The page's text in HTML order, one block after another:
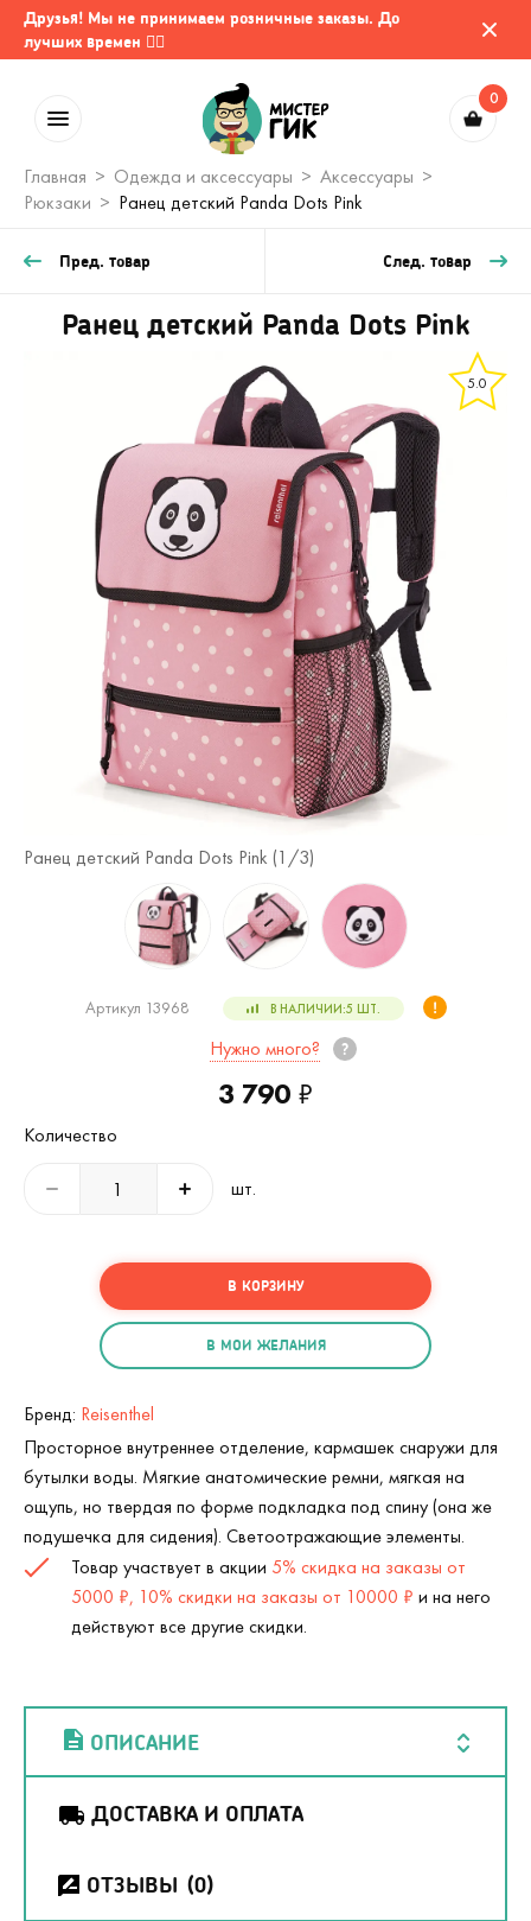
Друзья! Мы не принимаем розничные заказы. До
лучших времен 🤷‍♂️
0
Главная Одежда и аксессуары
Аксессуары
Рюкзаки
Ранец детский Panda Dots Pink
Пред. товар След. товар
Ранец детский Panda Dots Pink
5.0
Ранец детский Panda Dots Pink (1 /3)
Артикул 13968 В НАЛИЧИИ:5 ШТ.
Нужно много?
3 790₽
Количество
шт.
В КОРЗИНУ
В МОИ ЖЕЛАНИЯ
Бренд: Reisenthel
Просторное внутреннее отделение, кармашек снаружи для
бутылки воды. Мягкие анатомические ремни, мягкая на
ощупь, но твердая по форме подкладка под спину (она же
подушечка для сидения). Светоотражающие элементы.
Товар участвует в акции 5% скидка на заказы от
5000 ₽, 10% скидки на заказы от 10000 ₽ и на него
действуют все другие скидки.
ОПИСАНИЕ
ДОСТАВКА И ОПЛАТА
ОТЗЫВЫ (0)